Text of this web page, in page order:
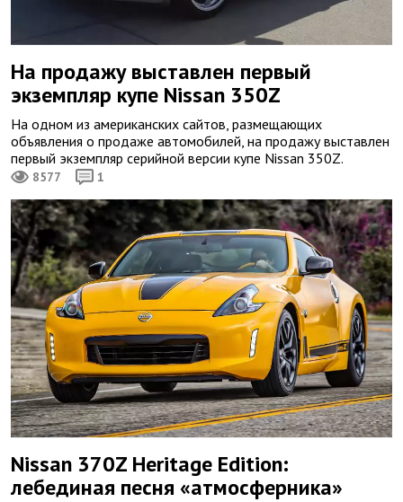
На продажу выставлен первый
экземпляр купе Nissan 350Z
На одном из американских сайтов, размещающих
объявления о продаже автомобилей, на продажу выставлен
первый экземпляр серийной версии купе Nissan 350Z.
8577 1
Nissan 370Z Heritage Edition:
лебединая песня «атмосферника»